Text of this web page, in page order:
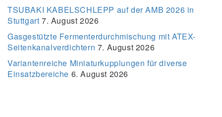
TSUBAKI KABELSCHLEPP auf der AMB 2026 in
Stuttgart 7. August 2026
Gasgestützte Fermenterdurchmischung mit ATEX-
Seitenkanalverdichtern 7. August 2026
Variantenreiche Miniaturkupplungen für diverse
Einsatzbereiche 6. August 2026